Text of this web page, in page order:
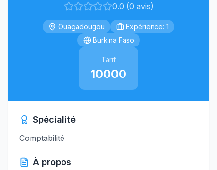
0.0 (0 avis)
Ouagadougou
Expérience: 1
Burkina Faso
Tarif
10000
Spécialité
Comptabilité
À propos